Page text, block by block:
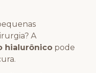
A
hialurônico pode